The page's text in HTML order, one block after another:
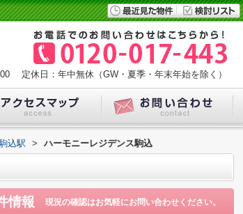
定休日：年中無休（GW・夏季・年末年始を除く）
込駅 > ハーモニーレジデンス駒込
情報 現況の確認はお気軽にお問い合わせください。